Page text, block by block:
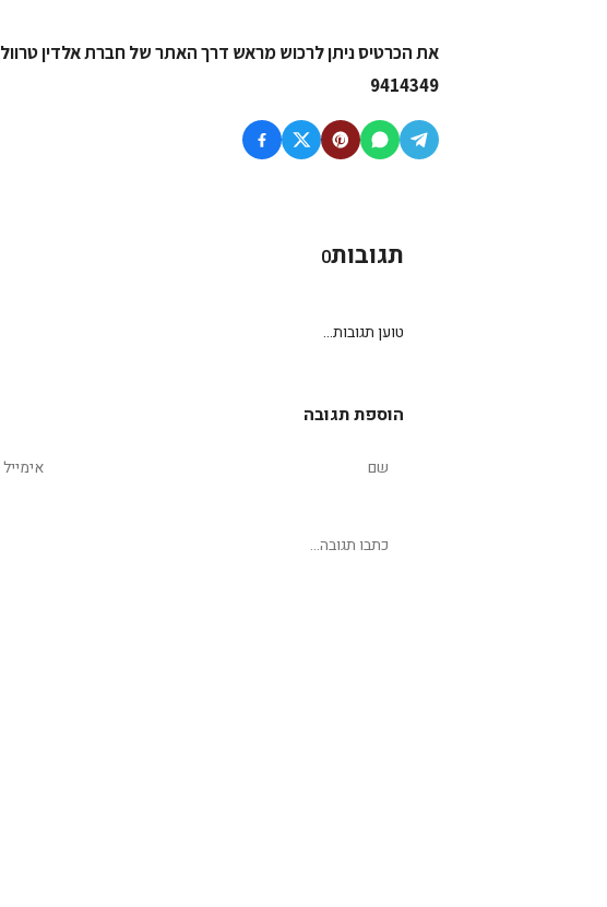
את הכרטיס ניתן לרכוש מראש דרך האתר של חברת אלדין טרוול
9414349
תגובות0
טוען תגובות...
הוספת תגובה